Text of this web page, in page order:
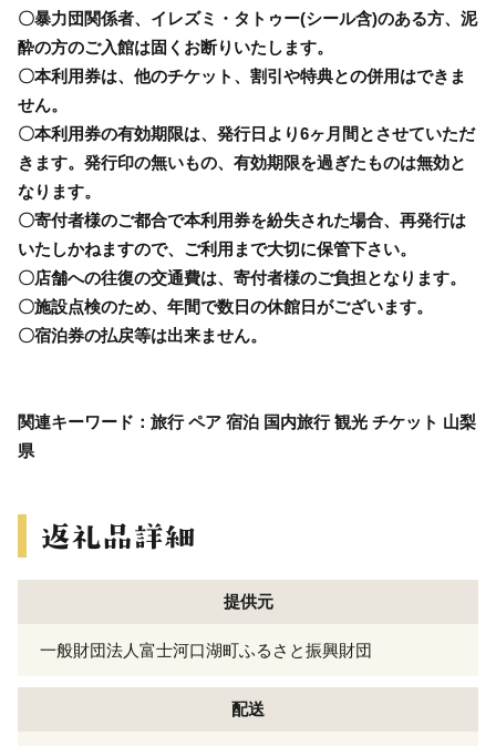
〇暴力団関係者、イレズミ・タトゥー(シール含)のある方、泥
酔の方のご入館は固くお断りいたします。
〇本利用券は、他のチケット、割引や特典との併用はできま
せん。
〇本利用券の有効期限は、発行日より6ヶ月間とさせていただ
きます。発行印の無いもの、有効期限を過ぎたものは無効と
なります。
〇寄付者様のご都合で本利用券を紛失された場合、再発行は
いたしかねますので、ご利用まで大切に保管下さい。
〇店舗への往復の交通費は、寄付者様のご負担となります。
〇施設点検のため、年間で数日の休館日がございます。
〇宿泊券の払戻等は出来ません。
関連キーワード：旅行 ペア 宿泊 国内旅行 観光 チケット 山梨
県
提供元
一般財団法人富士河口湖町ふるさと振興財団
配送